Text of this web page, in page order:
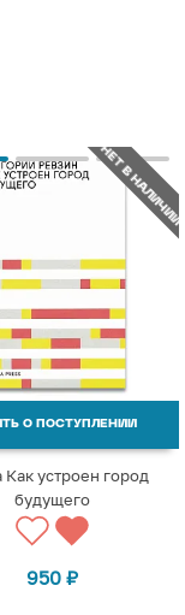
НЕТ В НАЛИЧИИ
О ПОСТУПЛЕНИИ
Как устроен город
будущего
950 ₽